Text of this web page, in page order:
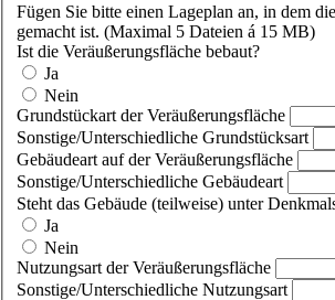
Fügen Sie bitte einen Lageplan an, in dem
gemacht ist. (Maximal 5 Dateien á 15 MB)
Ist die Veräußerungsfläche bebaut?
Ja
Nein
Grundstückart der Veräußerungsfläche
Sonstige/Unterschiedliche Grundstücksart
Gebäudeart auf der Veräußerungsfläche
Sonstige/Unterschiedliche Gebäudeart
Steht das Gebäude (teilweise) unter
Ja
Nein
Nutzungsart der Veräußerungsfläche
Sonstige/Unterschiedliche Nutzungsart